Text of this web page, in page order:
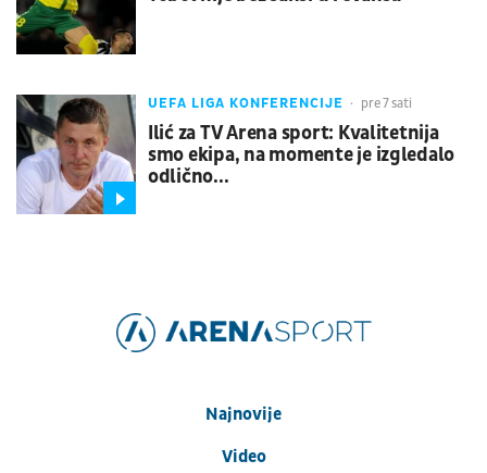
UEFA LIGA KONFERENCIJE pre 7 sati
Ilić za TV Arena sport: Kvalitetnija
smo ekipa, na momente je izgledalo
odlično...
Najnovije
Video